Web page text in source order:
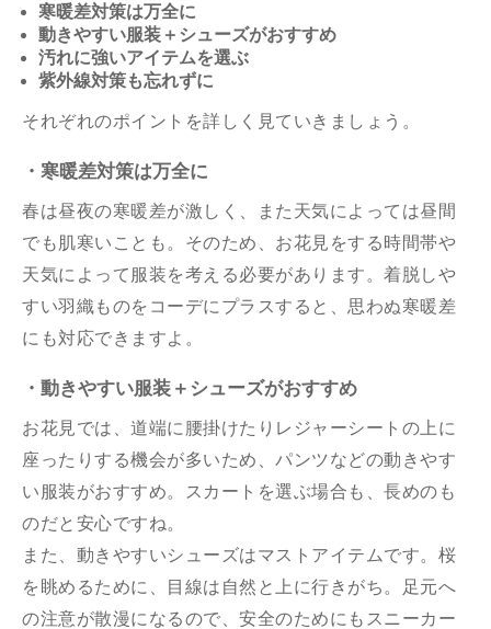
寒暖差対策は万全に
動きやすい服装＋シューズがおすすめ
汚れに強いアイテムを選ぶ
紫外線対策も忘れずに
それぞれのポイントを詳しく見ていきましょう。
・寒暖差対策は万全に
春は昼夜の寒暖差が激しく、また天気によっては昼間
でも肌寒いことも。そのため、お花見をする時間帯や
天気によって服装を考える必要があります。着脱しや
すい羽織ものをコーデにプラスすると、思わぬ寒暖差
にも対応できますよ。
・動きやすい服装＋シューズがおすすめ
お花見では、道端に腰掛けたりレジャーシートの上に
座ったりする機会が多いため、パンツなどの動きやす
い服装がおすすめ。スカートを選ぶ場合も、長めのも
のだと安心ですね。
また、動きやすいシューズはマストアイテムです。桜
を眺めるために、目線は自然と上に行きがち。足元へ
の注意が散漫になるので、安全のためにもスニーカー